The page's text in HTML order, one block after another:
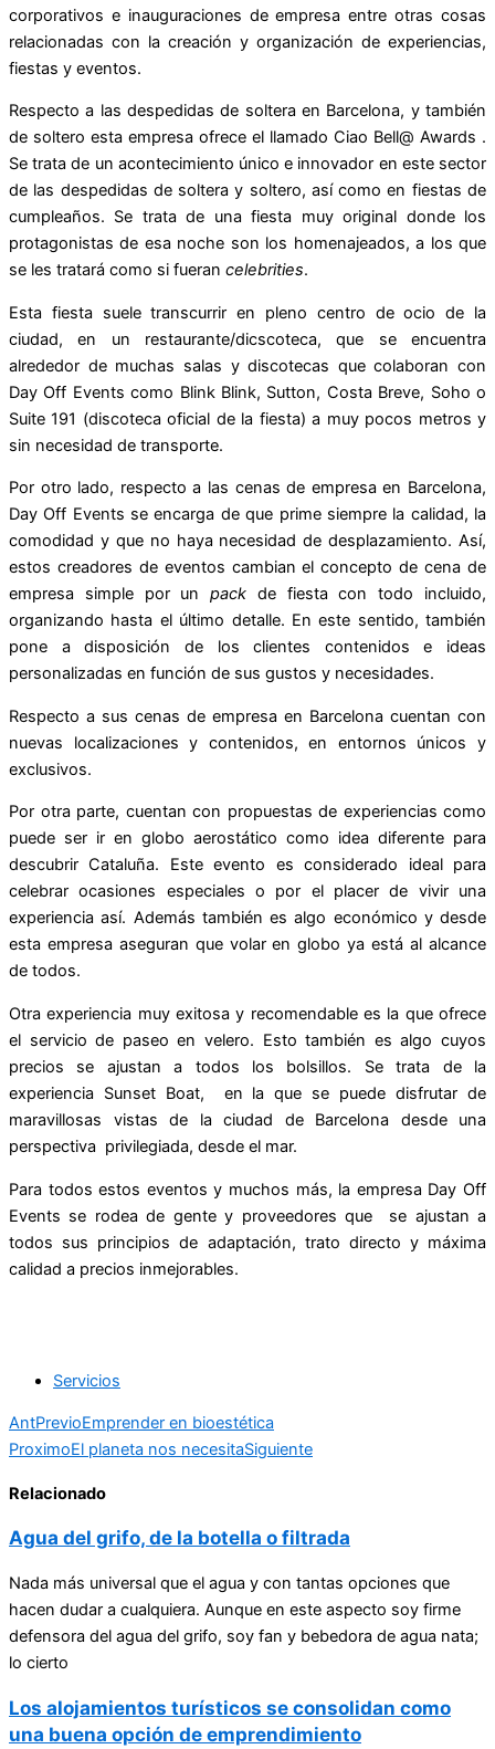
corporativos e inauguraciones de empresa entre otras cosas
relacionadas con la creación y organización de experiencias,
fiestas y eventos.
Respecto a las despedidas de soltera en Barcelona, y también
de soltero esta empresa ofrece el llamado Ciao Bell@ Awards .
Se trata de un acontecimiento único e innovador en este sector
de las despedidas de soltera y soltero, así como en fiestas de
cumpleaños. Se trata de una fiesta muy original donde los
protagonistas de esa noche son los homenajeados, a los que
se les tratará como si fueran celebrities.
Esta fiesta suele transcurrir en pleno centro de ocio de la
ciudad, en un restaurante/dicscoteca, que se encuentra
alrededor de muchas salas y discotecas que colaboran con
Day Off Events como Blink Blink, Sutton, Costa Breve, Soho o
Suite 191 (discoteca oficial de la fiesta) a muy pocos metros y
sin necesidad de transporte.
Por otro lado, respecto a las cenas de empresa en Barcelona,
Day Off Events se encarga de que prime siempre la calidad, la
comodidad y que no haya necesidad de desplazamiento. Así,
estos creadores de eventos cambian el concepto de cena de
empresa simple por unpack de fiesta con todo incluido,
organizando hasta el último detalle. En este sentido, también
pone a disposición de los clientes contenidos e ideas
personalizadas en función de sus gustos y necesidades.
Respecto a sus cenas de empresa en Barcelona cuentan con
nuevas localizaciones y contenidos, en entornos únicos y
exclusivos.
Por otra parte, cuentan con propuestas de experiencias como
puede ser ir en globo aerostático como idea diferente para
descubrir Cataluña. Este evento es considerado ideal para
celebrar ocasiones especiales o por el placer de vivir una
experiencia así. Además también es algo económico y desde
esta empresa aseguran que volar en globo ya está al alcance
de todos.
Otra experiencia muy exitosa y recomendable es la que ofrece
el servicio de paseo en velero. Esto también es algo cuyos
precios se ajustan a todos los bolsillos. Se trata de la
experiencia Sunset Boat, en la que se puede disfrutar de
maravillosas vistas de la ciudad de Barcelona desde una
perspectiva privilegiada, desde el mar.
Para todos estos eventos y muchos más, la empresa Day Off
Events se rodea de gente y proveedores que se ajustan a
todos sus principios de adaptación, trato directo y máxima
calidad a precios inmejorables.
Servicios
AntPrevioEmprender en bioestética
ProximoEl planeta nos necesitaSiguiente
Relacionado
Agua del grifo, de la botella o filtrada
Nada más universal que el agua y con tantas opciones que
hacen dudar a cualquiera. Aunque en este aspecto soy firme
defensora del agua del grifo, soy fan y bebedora de agua nata;
lo cierto
Los alojamientos turísticos se consolidan como
una buena opción de emprendimiento